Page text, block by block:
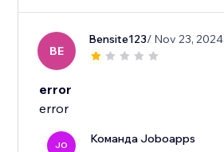
BE
Bensite123/ Nov 23, 2024
error
error
JO Команда Joboapps